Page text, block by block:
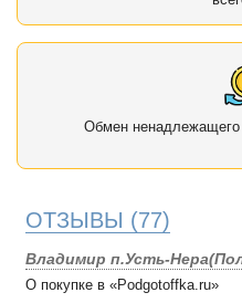
Обмен ненадлежащего
ОТЗЫВЫ (77)
Владимир п.Усть-
О покупке в «Podgotoffka.ru»